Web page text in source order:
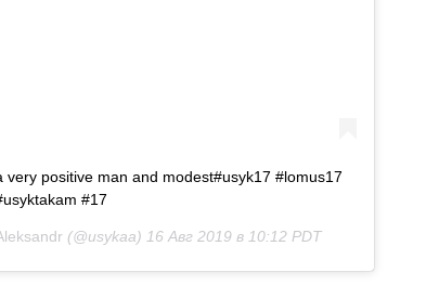
very positive man and modest#usyk17 #lomus17
#17
(@usykaa) 16 Авг 2019 в 10:12 PDT